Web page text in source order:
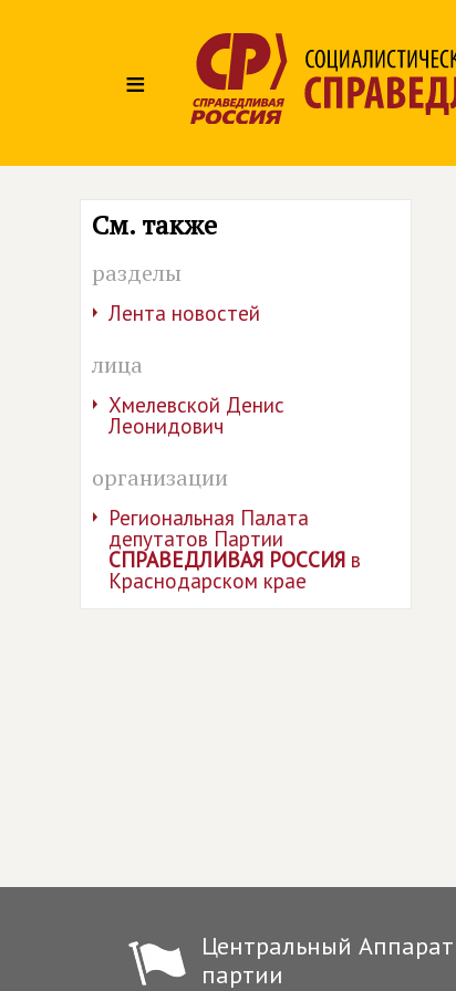
≡
См. также
разделы
Лента новостей
лица
Хмелевской Денис
Леонидович
организации
Региональная Палата
депутатов Партии
СПРАВЕДЛИВАЯ РОССИЯ в
Краснодарском крае
Центральный Аппарат
партии